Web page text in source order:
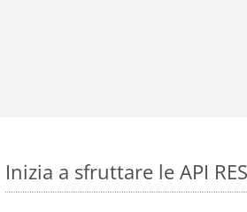
Inizia a sfruttare le API